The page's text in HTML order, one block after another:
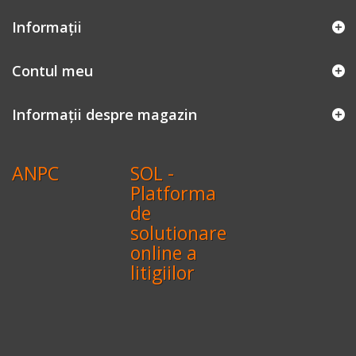
Informaţii
Contul meu
Informații despre magazin
ANPC SOL -
Platforma
de
solutionare
online a
litigiilor